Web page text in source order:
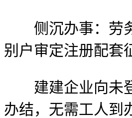
侧沉办事：劳务
别户审定注册配套
建建企业向未登
办结，无需工人到